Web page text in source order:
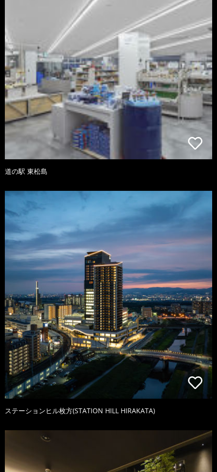
道の駅 東松島
ステーションヒル枚方(STATION HILL HIRAKATA)